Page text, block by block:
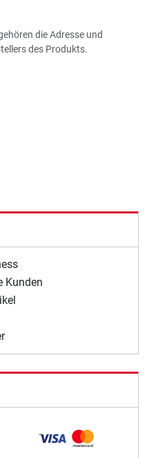
die Adresse und
des Produkts.
Kunden